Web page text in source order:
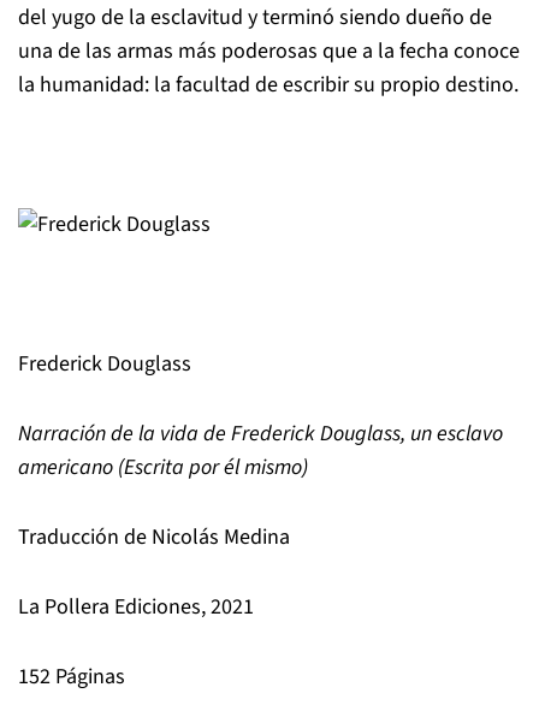
del yugo de la esclavitud y terminó siendo dueño de
una de las armas más poderosas que a la fecha conoce
la humanidad: la facultad de escribir su propio destino.
Frederick Douglass
Narración de la vida de Frederick Douglass, un esclavo
americano (Escrita por él mismo)
Traducción de Nicolás Medina
La Pollera Ediciones, 2021
152 Páginas